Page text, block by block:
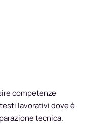
competenze
lavorativi dove è
tecnica.